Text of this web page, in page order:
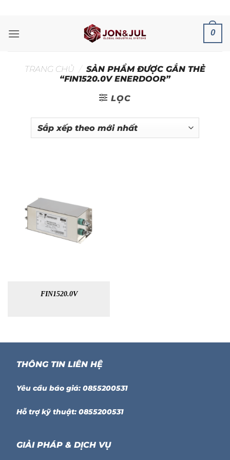
nội
0
TRANG CHỦ / SẢN PHẨM ĐƯỢC GẮN THẺ
“FIN1520.0V ENERDOOR”
LỌC
FIN1520.0V
THÔNG TIN LIÊN HỆ
Yêu cầu báo giá: 0855200531
Hỗ trợ kỹ thuật: 0855200531
GIẢI PHÁP & DỊCH VỤ